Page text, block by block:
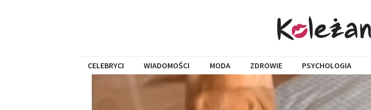
CELEBRYCI WIADOMOŚCI MODA ZDROWIE PSYCHOLOGIA